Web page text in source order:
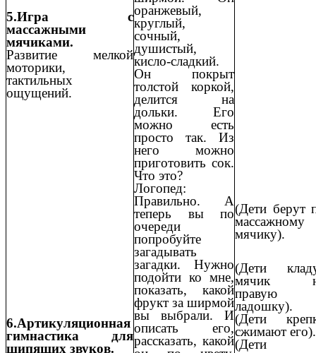
5.Игра с
массажными
мячиками.
Развитие мелкой
моторики,
тактильных
ощущений.
6.Артикуляционная
гимнастика для
шипящих звуков.
оранжевый,
круглый,
сочный,
душистый,
кисло-сладкий.
Он покрыт
толстой коркой,
делится на
дольки. Его
можно есть
просто так. Из
него можно
приготовить сок.
Что это?
Логопед:
Правильно. А
теперь вы по
очереди
попробуйте
загадывать
загадки. Нужно
подойти ко мне,
показать, какой
фрукт за ширмой
вы выбрали. И
описать его,
рассказать, какой
(Дети берут
массажному
мячику).
(Дети
мячик
правую
ладошку).
(Дети
сжимают его).
(Дети